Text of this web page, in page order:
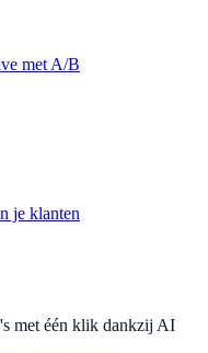
met A/B
je klanten
met één klik dankzij AI